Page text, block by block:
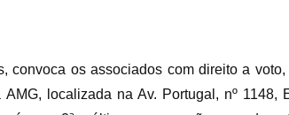
os associados com direito a
localizada na Av. Portugal, nº 1148,